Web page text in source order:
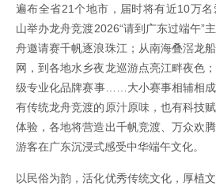
遍布全省21个地市，届时将有近10万
山举办龙舟竞渡2026“请到广东过端午”
舟邀请赛千帆逐浪珠江；从南海叠滘龙
网，到各地水乡夜龙巡游点亮江畔夜色
级专业化品牌赛事……大小赛事相辅相
有传统龙舟竞渡的原汁原味，也有科技
体验，各地将营造出千帆竞渡、万众欢
游客在广东沉浸式感受中华端午文化。
以民俗为韵，活化优秀传统文化，厚植